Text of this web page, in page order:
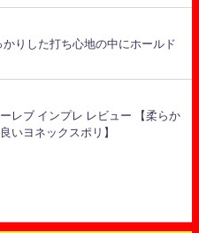
りした打ち心地の中にホールド
レブ インプレ レビュー 【柔らか
いヨネックスポリ】